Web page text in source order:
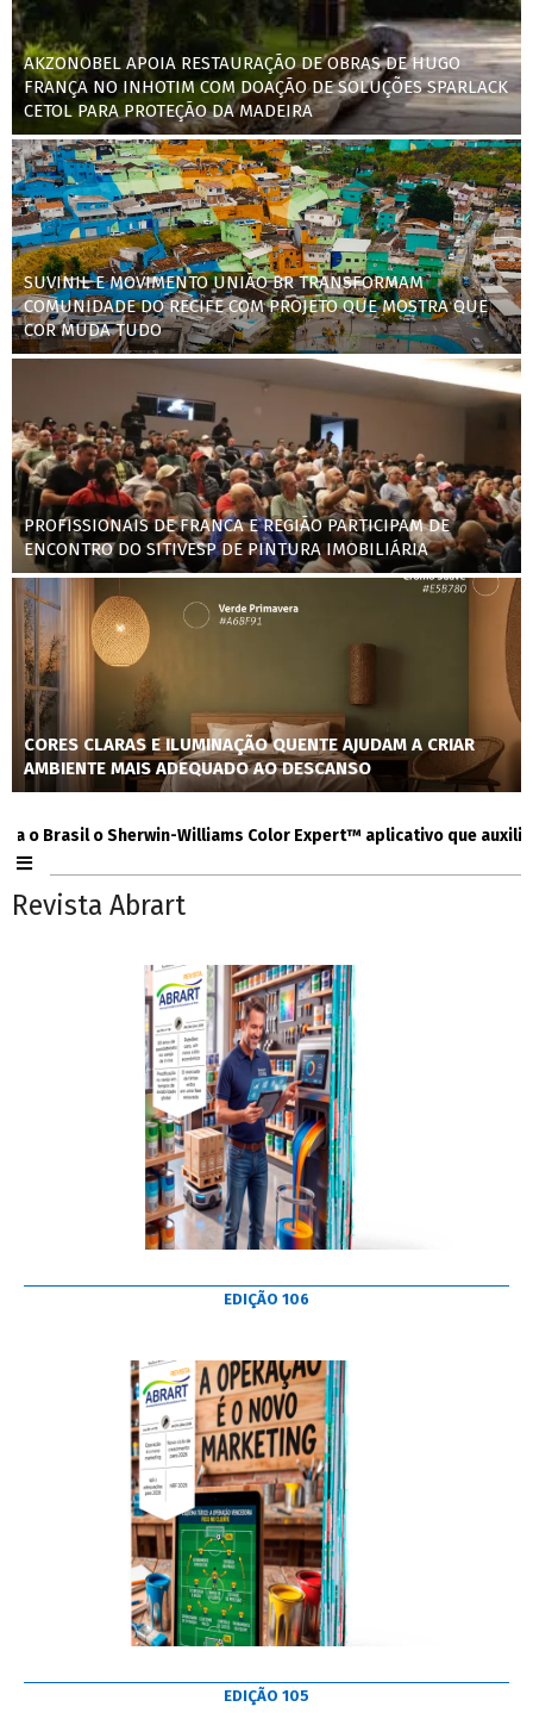
AKZONOBEL APOIA RESTAURAÇÃO DE OBRAS DE HUGO
FRANÇA NO INHOTIM COM DOAÇÃO DE SOLUÇÕES SPARLACK
CETOL PARA PROTEÇÃO DA MADEIRA
SUVINIL E MOVIMENTO UNIÃO BR TRANSFORMAM
COMUNIDADE DO RECIFE COM PROJETO QUE MOSTRA QUE
COR MUDA TUDO
PROFISSIONAIS DE FRANCA E REGIÃO PARTICIPAM DE
ENCONTRO DO SITIVESP DE PINTURA IMOBILIÁRIA
CORES CLARAS E ILUMINAÇÃO QUENTE AJUDAM A CRIAR
AMBIENTE MAIS ADEQUADO AO DESCANSO
o Sherwin-Williams Color Expert™ aplicativo que auxilia
Revista Abrart
EDIÇÃO 106
EDIÇÃO 105